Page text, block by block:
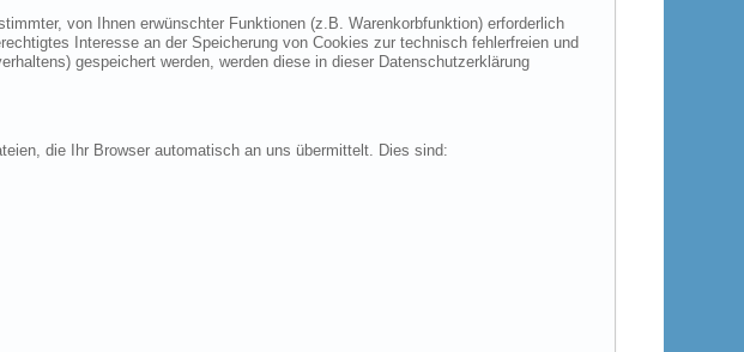
von Ihnen erwünschter Funktionen (z.B. Warenkorbfunktion) erforderlich
Interesse an der Speicherung von Cookies zur technisch fehlerfreien und
gespeichert werden, werden diese in dieser Datenschutzerklärung
die Ihr Browser automatisch an uns übermittelt. Dies sind: